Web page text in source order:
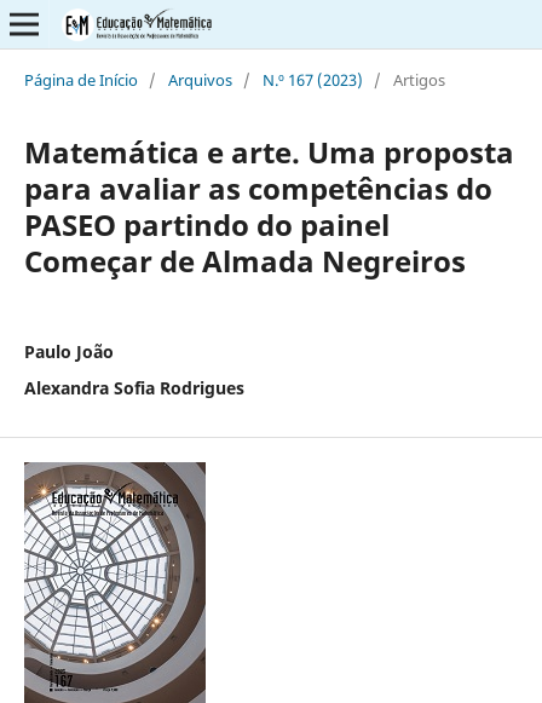
Página de Início / Arquivos / N.º 167 (2023) / Artigos
Matemática e arte. Uma proposta
para avaliar as competências do
PASEO partindo do painel
Começar de Almada Negreiros
Paulo João
Alexandra Sofia Rodrigues